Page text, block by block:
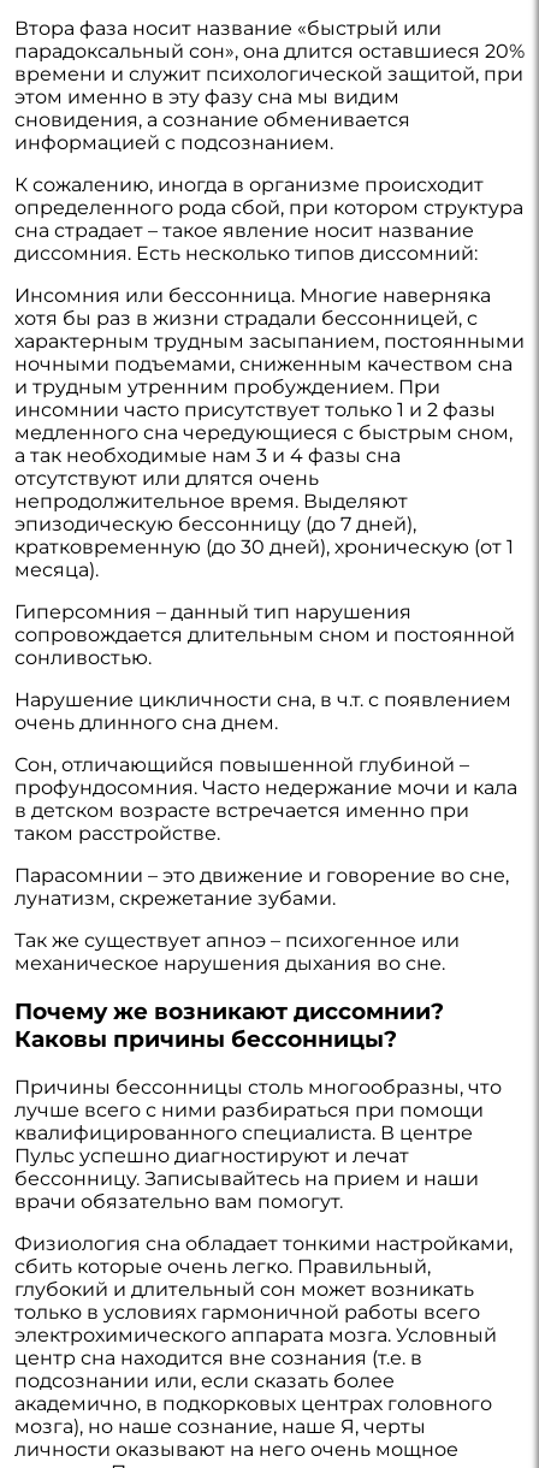
Втора фаза носит название «быстрый или
парадоксальный сон», она длится оставшиеся 20%
времени и служит психологической защитой, при
этом именно в эту фазу сна мы видим
сновидения, а сознание обменивается
информацией с подсознанием.
К сожалению, иногда в организме происходит
определенного рода сбой, при котором структура
сна страдает – такое явление носит название
диссомния. Есть несколько типов диссомний:
Инсомния или бессонница. Многие наверняка
хотя бы раз в жизни страдали бессонницей, с
характерным трудным засыпанием, постоянными
ночными подъемами, сниженным качеством сна
и трудным утренним пробуждением. При
инсомнии часто присутствует только 1 и 2 фазы
медленного сна чередующиеся с быстрым сном,
а так необходимые нам 3 и 4 фазы сна
отсутствуют или длятся очень
непродолжительное время. Выделяют
эпизодическую бессонницу (до 7 дней),
кратковременную (до 30 дней), хроническую (от 1
месяца).
Гиперсомния – данный тип нарушения
сопровождается длительным сном и постоянной
сонливостью.
Нарушение цикличности сна, в ч.т. с появлением
очень длинного сна днем.
Сон, отличающийся повышенной глубиной –
профундосомния. Часто недержание мочи и кала
в детском возрасте встречается именно при
таком расстройстве.
Парасомнии – это движение и говорение во сне,
лунатизм, скрежетание зубами.
Так же существует апноэ – психогенное или
механическое нарушения дыхания во сне.
Почему же возникают диссомнии?
Каковы причины бессонницы?
Причины бессонницы столь многообразны, что
лучше всего с ними разбираться при помощи
квалифицированного специалиста. В центре
Пульс успешно диагностируют и лечат
бессонницу. Записывайтесь на прием и наши
врачи обязательно вам помогут.
Физиология сна обладает тонкими настройками,
сбить которые очень легко. Правильный,
глубокий и длительный сон может возникать
только в условиях гармоничной работы всего
электрохимического аппарата мозга. Условный
центр сна находится вне сознания (т.е. в
подсознании или, если сказать более
академично, в подкорковых центрах головного
мозга), но наше сознание, наше Я, черты
личности оказывают на него очень мощное